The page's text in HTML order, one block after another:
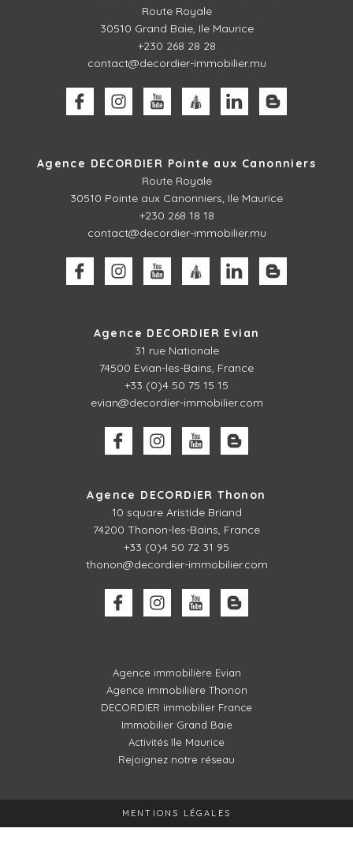
Route Royale
30510 Grand Baie, Ile Maurice
+230 268 28 28
contact@decordier-immobilier.mu
Agence DECORDIER Pointe aux Canonniers
Route Royale
30510 Pointe aux Canonniers, Ile Maurice
+230 268 18 18
contact@decordier-immobilier.mu
Agence DECORDIER Evian
31 rue Nationale
74500 Evian-les-Bains, France
+33 (0)4 50 75 15 15
evian@decordier-immobilier.com
Agence DECORDIER Thonon
10 square Aristide Briand
74200 Thonon-les-Bains, France
+33 (0)4 50 72 31 95
thonon@decordier-immobilier.com
Agence immobilière Evian
Agence immobilière Thonon
DECORDIER immobilier France
Immobilier Grand Baie
Activités île Maurice
Rejoignez notre réseau
MENTIONS LÉGALES